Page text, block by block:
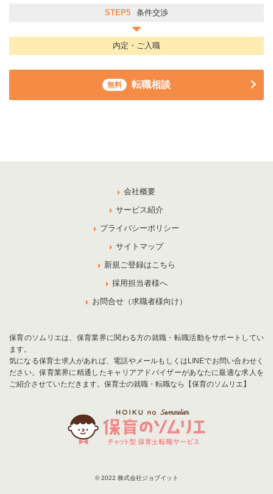
STEP5 条件交渉
内定・ご入職
無料 転職相談
会社概要
サービス紹介
プライバシーポリシー
サイトマップ
新規ご登録はこちら
採用担当者様へ
お問合せ（求職者様向け）
保育のソムリエは、保育業界に関わる方の就職・転職活動をサポートしてい
ます。
気になる保育士求人があれば、電話やメールもしくはLINEでお問い合わせく
ださい。保育業界に精通したキャリアアドバイザーがあなたに最適な求人を
ご紹介させていただきます。保育士の就職・転職なら【保育のソムリエ】
© 2022 株式会社ジョブイット